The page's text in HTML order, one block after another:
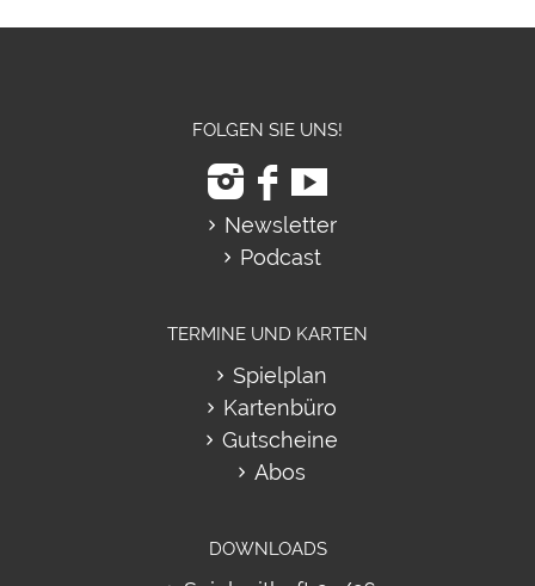
FOLGEN SIE UNS!
Newsletter
Podcast
TERMINE UND KARTEN
Spielplan
Kartenbüro
Gutscheine
Abos
DOWNLOADS